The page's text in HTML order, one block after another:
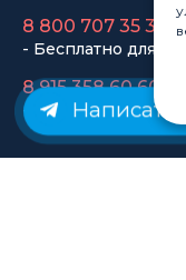
8 800 707 35 36
- Бесплатно для
8 915 358 60 60
- Оптовый отдел
Написать